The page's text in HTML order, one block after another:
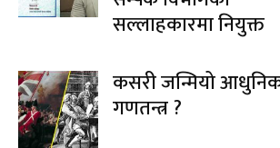
सल्लाहकारमा नियुक्त
कसरी जन्मियो
गणतन्त्र ?